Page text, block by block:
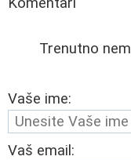
Trenutno
Vaše ime:
Vaš email: